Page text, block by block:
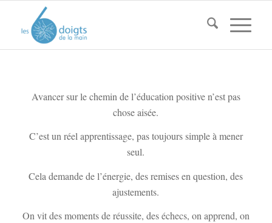
Avancer sur le chemin de l’éducation positive n’est pas
chose aisée.
C’est un réel apprentissage, pas toujours simple à mener
seul.
Cela demande de l’énergie, des remises en question, des
ajustements.
On vit des moments de réussite, des échecs, on apprend, on